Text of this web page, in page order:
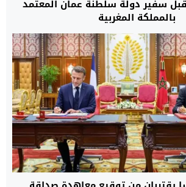
سفير دولة سلطنة عمان المعتمد
بالمملكة المغربية